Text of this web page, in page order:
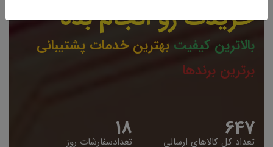
خریدت رو انجام بده
بالاترین کیفیت بهترین خدمات پشتیبانی
برترین برندها
653
تعداد کل کالاهای ارسالی 19
تعدادسفارشات روز